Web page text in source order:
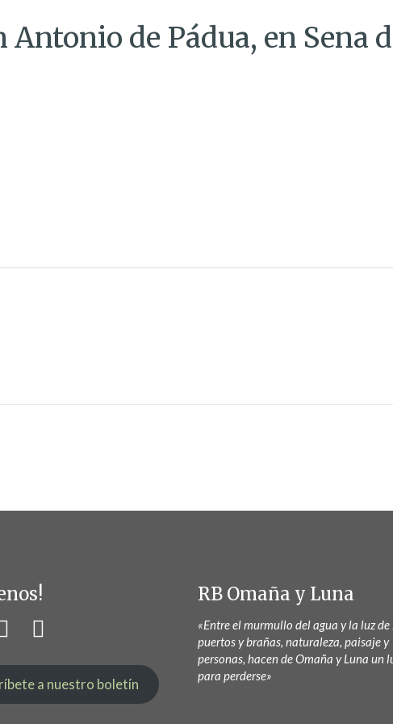
de Pádua, en Sena
a nuestro boletín
RB Omaña y Luna
«Entre el murmullo del agua y la luz de
puertos y brañas, naturaleza, paisaje y
personas, hacen de Omaña y Luna un
para perderse»